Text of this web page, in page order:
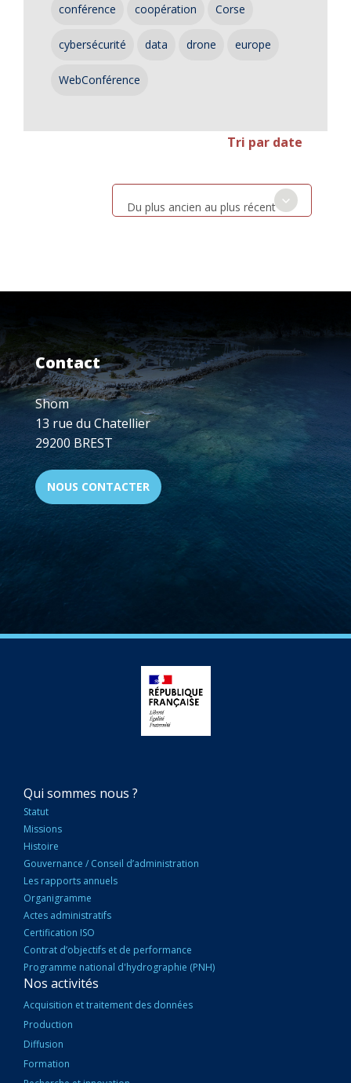
conférence coopération Corse
cybersécurité data drone europe
WebConférence
Tri par date
Du plus ancien au plus récent
Contact
Shom
13 rue du Chatellier
29200 BREST
NOUS CONTACTER
NAVIGATION
PRINCIPALE
Qui sommes nous ?
Statut
Missions
Histoire
Gouvernance / Conseil d’administration
Les rapports annuels
Organigramme
Actes administratifs
Certification ISO
Contrat d’objectifs et de performance
Programme national d'hydrographie (PNH)
Nos activités
Acquisition et traitement des données
Production
Diffusion
Formation